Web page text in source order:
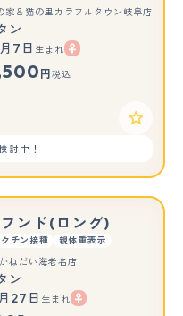
家＆猫の里カラフルタウン岐阜店
ン
7日 生まれ
円 税込
討中！
ンド(ロング)
チン接種 親体重表示
る
かねだい海老名店
ン
27日 生まれ